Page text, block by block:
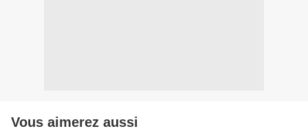
Vous aimerez aussi